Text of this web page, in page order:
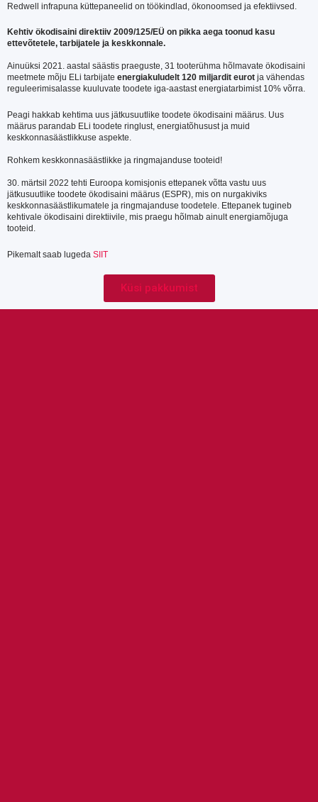
Redwell infrapuna küttepaneelid on töökindlad, ökonoomsed ja efektiivsed.
Kehtiv ökodisaini direktiiv 2009/125/EÜ on pikka aega toonud kasu
ettevõtetele, tarbijatele ja keskkonnale.
Ainuüksi 2021. aastal säästis praeguste, 31 tooterühma hõlmavate ökodisaini
meetmete mõju ELi tarbijate energiakuludelt 120 miljardit eurot ja vähendas
reguleerimisalasse kuuluvate toodete iga-aastast energiatarbimist 10% võrra.
Peagi hakkab kehtima uus jätkusuutlike toodete ökodisaini määrus. Uus
määrus parandab ELi toodete ringlust, energiatõhusust ja muid
keskkonnasäästlikkuse aspekte.
Rohkem keskkonnasäästlikke ja ringmajanduse tooteid!
30. märtsil 2022 tehti Euroopa komisjonis ettepanek võtta vastu uus
jätkusuutlike toodete ökodisaini määrus (ESPR), mis on nurgakiviks
keskkonnasäästlikumatele ja ringmajanduse toodetele. Ettepanek tugineb
kehtivale ökodisaini direktiivile, mis praegu hõlmab ainult energiamõjuga
tooteid.
Pikemalt saab lugeda SIIT
Küsi pakkumist